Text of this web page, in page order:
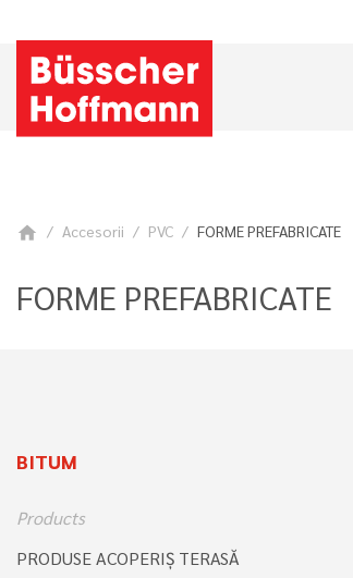
home Accesorii PVC FORME PREFABRICATE
FORME PREFABRICATE
BITUM
Products
PRODUSE ACOPERIŞ TERASĂ